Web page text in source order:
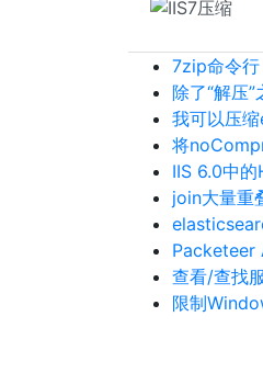
7zip命令
除了“解压
我可以压
将
IIS 6.0中
join大量重
Packeteer
查看/查找
限制